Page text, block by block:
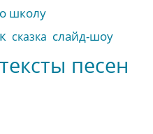
школу
сказка слайд-шоу
тексты песен